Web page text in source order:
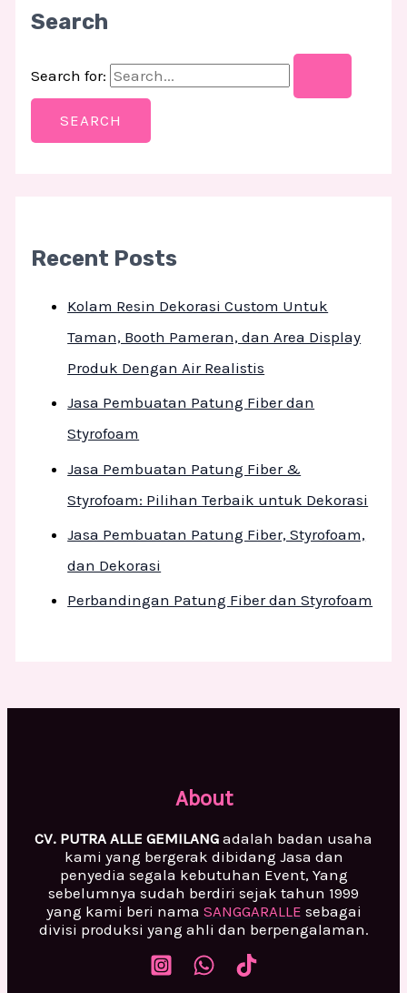
Search
Search for:
Recent Posts
Kolam Resin Dekorasi Custom Untuk
Taman, Booth Pameran, dan Area Display
Produk Dengan Air Realistis
Jasa Pembuatan Patung Fiber dan
Styrofoam
Jasa Pembuatan Patung Fiber &
Styrofoam: Pilihan Terbaik untuk Dekorasi
Jasa Pembuatan Patung Fiber, Styrofoam,
dan Dekorasi
Perbandingan Patung Fiber dan Styrofoam
About
CV. PUTRA ALLE GEMILANG adalah badan usaha
kami yang bergerak dibidang Jasa dan
penyedia segala kebutuhan Event, Yang
sebelumnya sudah berdiri sejak tahun 1999
yang kami beri nama SANGGARALLE sebagai
divisi produksi yang ahli dan berpengalaman.